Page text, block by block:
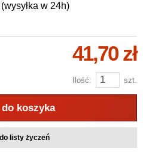
w 24h)
41,70 zł
Ilość: szt.
koszyka
listy życzeń